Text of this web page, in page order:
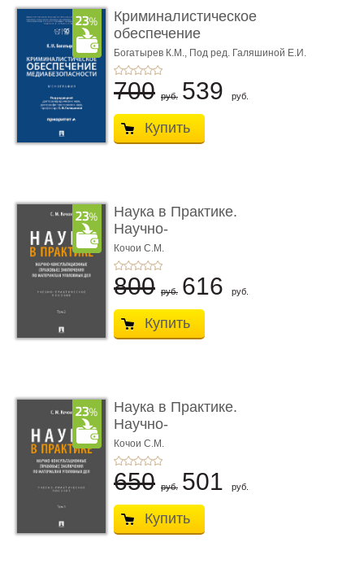
Криминалистическое
обеспечение
медиабезопас� ...
Богатырев К.М., Под ред. Галяшиной Е.И.
700 руб. 539 руб.
Купить
Наука в Практике.
Научно-
консультационные (пра
...
Кочои С.М.
800 руб. 616 руб.
Купить
Наука в Практике.
Научно-
консультационные (пра
...
Кочои С.М.
650 руб. 501 руб.
Купить